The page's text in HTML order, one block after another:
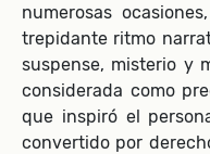
numerosas
trepidante ritmo
suspense, misterio y
considerada como
que inspiró el
convertido por